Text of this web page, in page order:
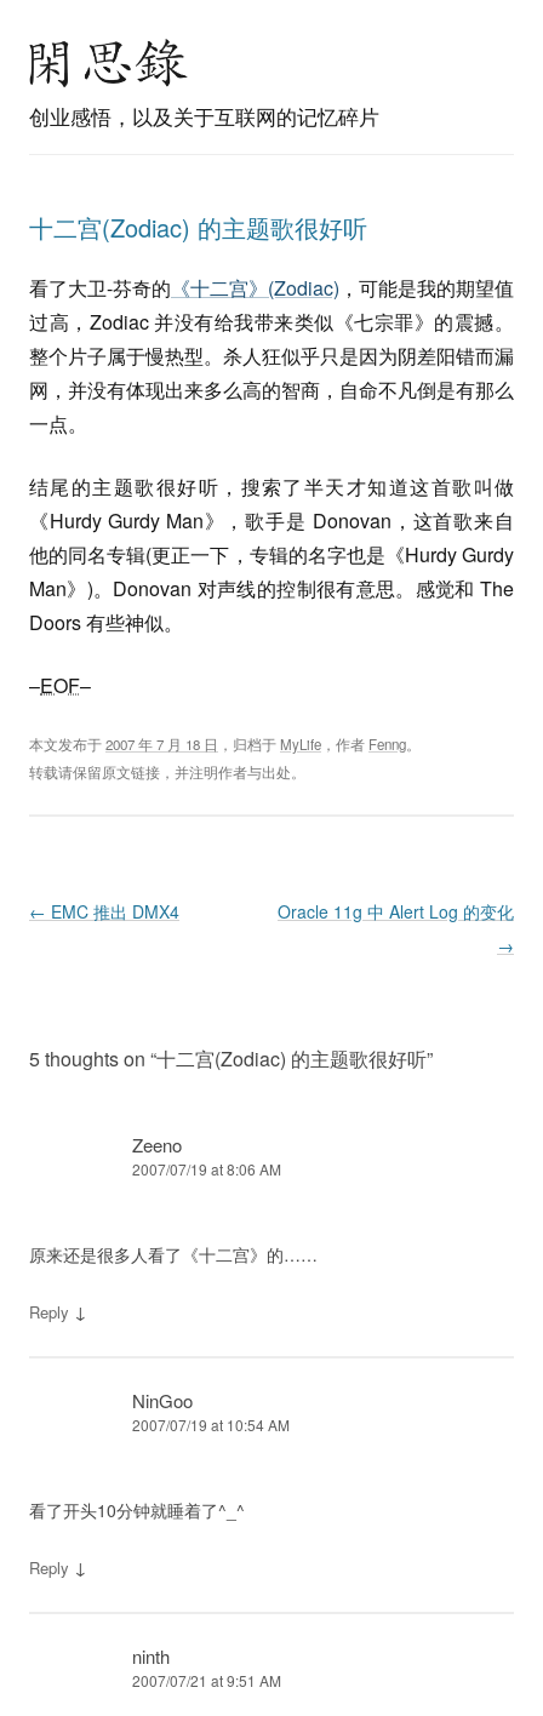
创业感悟，以及关于互联网的记忆碎片
十二宫(Zodiac) 的主题歌很好听
看了大卫-芬奇的 《十二宫》(Zodiac) ，可能是我的期望值
过高，Zodiac 并没有给我带来类似《七宗罪》的震撼。
整个片子属于慢热型。杀人狂似乎只是因为阴差阳错而漏
网，并没有体现出来多么高的智商，自命不凡倒是有那么
一点。
结尾的主题歌很好听，搜索了半天才知道这首歌叫做
《Hurdy Gurdy Man》，歌手是 Donovan，这首歌来自
他的同名专辑(更正一下，专辑的名字也是《Hurdy Gurdy
Man》)。Donovan 对声线的控制很有意思。感觉和 The
Doors 有些神似。
–EOF–
本文发布于2007 年 7 月 18 日 ，归档于 MyLife ，作者 Fenng。
转载请保留原文链接，并注明作者与出处。
Post navigation
← EMC 推出 DMX4
Oracle 11g 中 Alert Log 的变化
→
5 thoughts on “十二宫(Zodiac) 的主题歌很好听”
Zeeno
2007/07/19 at 8:06 AM
原来还是很多人看了《十二宫》的……
Reply ↓
NinGoo
2007/07/19 at 10:54 AM
看了开头10分钟就睡着了^_^
Reply ↓
ninth
2007/07/21 at 9:51 AM